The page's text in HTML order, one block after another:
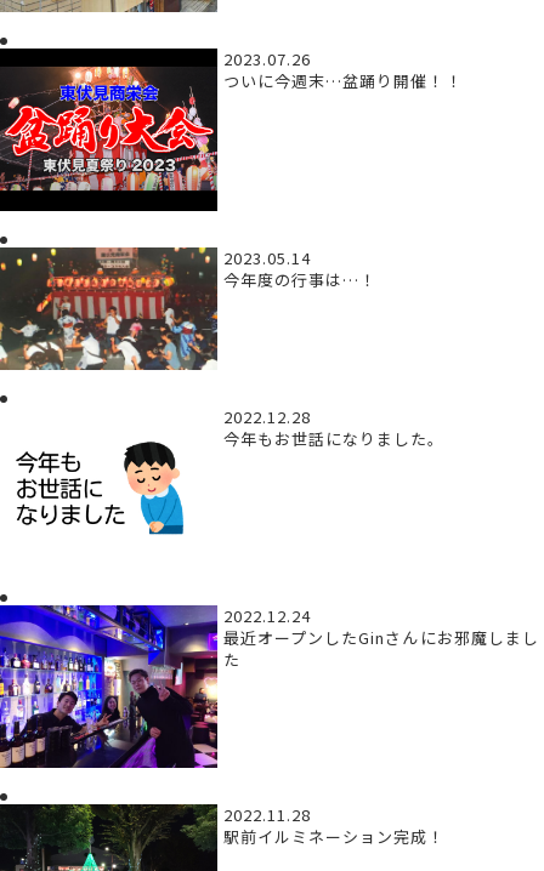
2023.07.26
ついに今週末…盆踊り開催！！
2023.05.14
今年度の行事は…！
2022.12.28
今年もお世話になりました。
2022.12.24
最近オープンしたGinさんにお邪魔しまし
た
2022.11.28
駅前イルミネーション完成！